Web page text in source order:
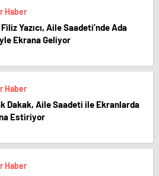
Haber
Yazıcı, Aile Saadeti’nde Ada
Ekrana Geliyor
Haber
Dakak, Aile Saadeti ile Ekranlarda
Estiriyor
Haber